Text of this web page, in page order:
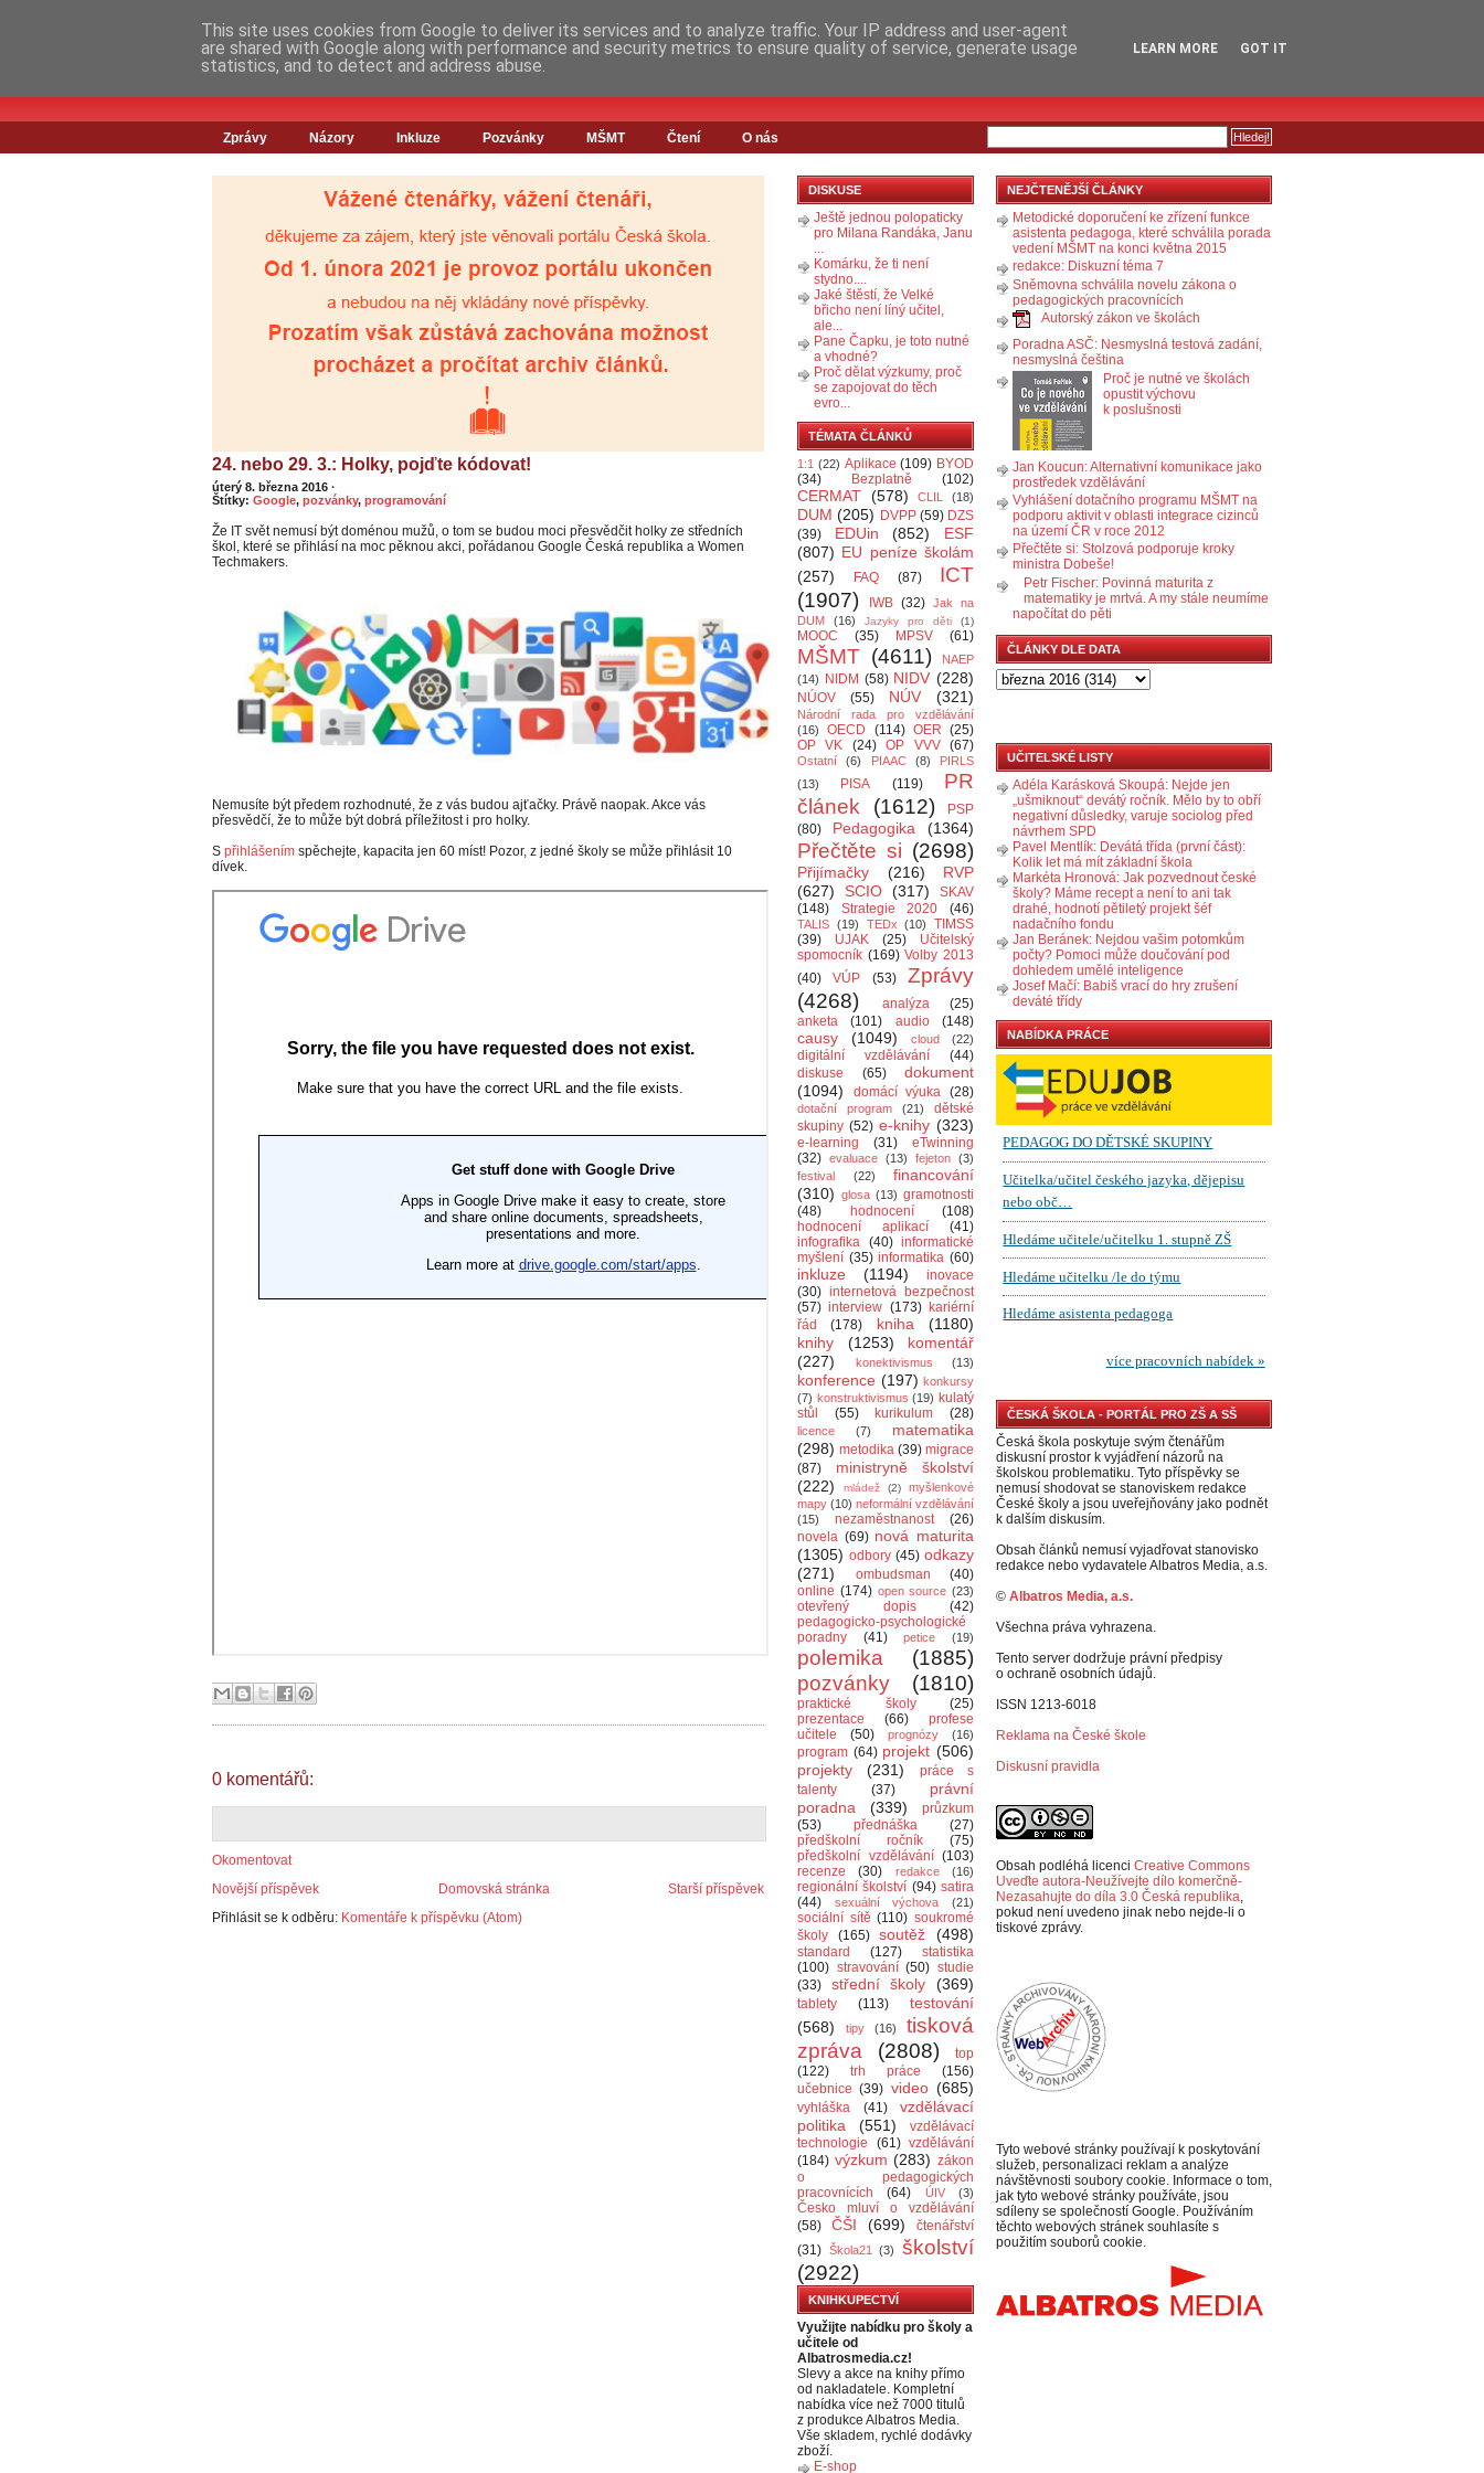
Zprávy Názory Inkluze Pozvánky MŠMT Čtení O nás
24. nebo 29. 3.: Holky, pojďte kódovat!
úterý 8. března 2016 ·
Štítky: Google, pozvánky, programování
Že IT svět nemusí být doménou mužů, o tom se budou moci přesvědčit holky ze středních
škol, které se přihlásí na moc pěknou akci, pořádanou Google Česká republika a Women
Techmakers.
Nemusíte být předem rozhodnuté, že z vás budou ajťačky. Právě naopak. Akce vás
přesvědčí, že to může být dobrá příležitost i pro holky.
S přihlášením spěchejte, kapacita jen 60 míst! Pozor, z jedné školy se může přihlásit 10
dívek.
0 komentářů:
Okomentovat
Novější příspěvek
Starší příspěvek
Domovská stránka
Přihlásit se k odběru: Komentáře k příspěvku (Atom)
DISKUSE
Ještě jednou polopaticky
pro Milana Randáka, Janu
...
Komárku, že ti není
stydno....
Jaké štěstí, že Velké
břicho není líný učitel,
ale...
Pane Čapku, je toto nutné
a vhodné?
Proč dělat výzkumy, proč
se zapojovat do těch
evro...
TÉMATA ČLÁNKŮ
1:1 (22) Aplikace (109) BYOD
(34)
Bezplatně (102)
CERMAT (578) CLIL (18)
DUM (205) DVPP (59) DZS
(39)
EDUin (852)
ESF
(807) EU peníze školám
(257)
FAQ (87)
ICT
(1907)
IWB (32) Jak na
DUM
(16) Jazyky pro děti (1)
MOOC (35) MPSV (61)
MŠMT (4611)
NAEP
(14)
NIDM (58) NIDV (228)
NÚOV (55) NÚV (321)
Národní rada pro vzdělávání
(16)
OECD (114) OER (25)
OP VK
(24) OP VVV (67)
Ostatní (6) PIAAC (8)
PIRLS
(13)
PISA (119)
PR
článek
(1612)
PSP
(80)
Pedagogika (1364)
Přečtěte si (2698)
Přijímačky (216)
RVP
(627)
SCIO (317)
SKAV
(148)
Strategie 2020 (46)
TALIS (19) TEDx (10)
TIMSS
(39)
UJAK (25)
Učitelský
spomocník (169) Volby 2013
(40)
VÚP (53)
Zprávy
(4268)
analýza
(25)
anketa
(101) audio (148)
causy (1049) cloud (22)
digitální vzdělávání
(44)
diskuse
(65)
dokument
(1094)
domácí výuka (28)
dotační program (21)
dětské
skupiny (52) e-knihy (323)
e-learning (31)
eTwinning
(32) evaluace (13) fejeton (3)
festival
(22)
financování
(310) glosa (13) gramotnosti
(48)
hodnocení
(108)
hodnocení aplikací
(41)
infografika (40) informatické
myšlení (35) informatika (60)
inkluze (1194)
inovace
(30) internetová bezpečnost
(57) interview (173) kariérní
řád
(178) kniha
(1180)
knihy
(1253)
komentář
(227)
konektivismus (13)
konference (197) konkursy
(7) konstruktivismus (19) kulatý
stůl
(55) kurikulum (28)
licence (7)
matematika
(298) metodika (39) migrace
(87)
ministryně školství
(222)
mládež (2)
myšlenkové
mapy (10) neformální vzdělávání
(15)
nezaměstnanost
(26)
novela (69) nová maturita
(1305) odbory (45) odkazy
(271)
ombudsman
(40)
online (174) open source (23)
otevřený dopis
(42)
pedagogicko-psychologické
poradny
(41) petice (19)
polemika
(1885)
pozvánky
(1810)
praktické školy
(25)
prezentace
(66)
profese
učitele
(50) prognózy (16)
program (64) projekt (506)
projekty
(231)
práce s
talenty
(37)
právní
poradna
(339)
průzkum
(53)
přednáška
(27)
předškolní ročník
(75)
předškolní vzdělávání (103)
recenze
(30) redakce (16)
regionální školství (94) satira
(44)
sexuální výchova (21)
sociální sítě (110) soukromé
školy
(165) soutěž (498)
standard (127)
statistika
(100) stravování (50) studie
(33)
střední školy (369)
tablety (113)
testování
(568)
tipy (16)
tisková
zpráva
(2808)
top
(122)
trh práce
(156)
učebnice (39) video (685)
vyhláška (41)
vzdělávací
politika
(551)
vzdělávací
technologie
(61) vzdělávání
(184) výzkum (283) zákon
o pedagogických
pracovnících
(64) ÚIV (3)
Česko mluví o vzdělávání
(58)
ČŠI (699)
čtenářství
(31) Škola21 (3)
školství
(2922)
KNIHKUPECTVÍ
Využijte nabídku pro školy a
učitele od
Albatrosmedia.cz!
Slevy a akce na knihy přímo
od nakladatele. Kompletní
nabídka více než 7000 titulů
z produkce Albatros Media.
Vše skladem, rychlé dodávky
zboží.
E-shop
NEJČTENĚJŠÍ ČLÁNKY
Metodické doporučení ke zřízení funkce
asistenta pedagoga, které schválila porada
vedení MŠMT na konci května 2015
redakce: Diskuzní téma 7
Sněmovna schválila novelu zákona o
pedagogických pracovnících
Autorský zákon ve školách
Poradna ASČ: Nesmyslná testová zadání,
nesmyslná čeština
Proč je nutné ve školách
opustit výchovu
k poslušnosti
Jan Koucun: Alternativní komunikace jako
prostředek vzdělávání
Vyhlášení dotačního programu MŠMT na
podporu aktivit v oblasti integrace cizinců
na území ČR v roce 2012
Přečtěte si: Stolzová podporuje kroky
ministra Dobeše!
Petr Fischer: Povinná maturita z
matematiky je mrtvá. A my stále neumíme
napočítat do pěti
ČLÁNKY DLE DATA
UČITELSKÉ LISTY
Adéla Karásková Skoupá: Nejde jen
„ušmiknout“ devátý ročník. Mělo by to obří
negativní důsledky, varuje sociolog před
návrhem SPD
Pavel Mentlík: Devátá třída (první část):
Kolik let má mít základní škola
Markéta Hronová: Jak pozvednout české
školy? Máme recept a není to ani tak
drahé, hodnotí pětiletý projekt šéf
nadačního fondu
Jan Beránek: Nejdou vašim potomkům
počty? Pomoci může doučování pod
dohledem umělé inteligence
Josef Mačí: Babiš vrací do hry zrušení
deváté třídy
NABÍDKA PRÁCE
ČESKÁ ŠKOLA - PORTÁL PRO ZŠ A SŠ
Česká škola poskytuje svým čtenářům
diskusní prostor k vyjádření názorů na
školskou problematiku. Tyto příspěvky se
nemusí shodovat se stanoviskem redakce
České školy a jsou uveřejňovány jako podnět
k dalším diskusím.
Obsah článků nemusí vyjadřovat stanovisko
redakce nebo vydavatele Albatros Media, a.s.
© Albatros Media, a.s.
Všechna práva vyhrazena.
Tento server dodržuje právní předpisy
o ochraně osobních údajů.
ISSN 1213-6018
Reklama na České škole
Diskusní pravidla
Obsah podléhá licenci Creative Commons
Uveďte autora-Neužívejte dílo komerčně-
Nezasahujte do díla 3.0 Česká republika,
pokud není uvedeno jinak nebo nejde-li o
tiskové zprávy.
Tyto webové stránky používají k poskytování
služeb, personalizaci reklam a analýze
návštěvnosti soubory cookie. Informace o tom,
jak tyto webové stránky používáte, jsou
sdíleny se společností Google. Používáním
těchto webových stránek souhlasíte s
použitím souborů cookie.
This site uses cookies from Google to deliver its services and to analyze traffic. Your IP address and user-agent
are shared with Google along with performance and security metrics to ensure quality of service, generate usage
statistics, and to detect and address abuse.
LEARN MORE GOT IT